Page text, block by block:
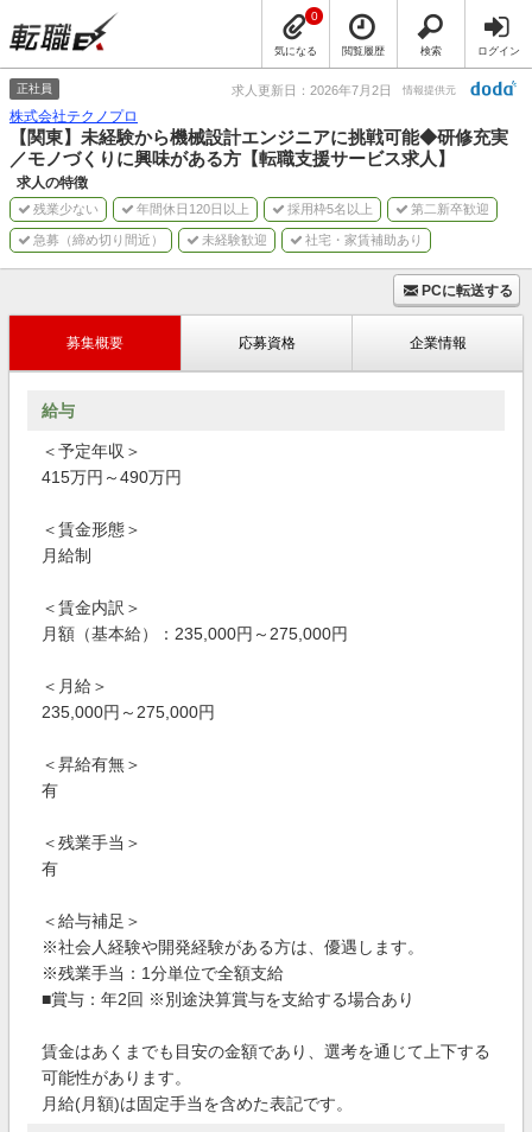
気になる
0
閲覧履歴 検索 ログイン
正社員 求人更新日：2026年7月2日 情報提供元
株式会社テクノプロ
【関東】未経験から機械設計エンジニアに挑戦可能◆研修充実
／モノづくりに興味がある方【転職支援サービス求人】
求人の特徴
残業少ない 年間休日120日以上 採用枠5名以上 第二新卒歓迎
急募（締め切り間近） 未経験歓迎 社宅・家賃補助あり
PCに転送する
募集概要 応募資格 企業情報
給与
＜予定年収＞
415万円～490万円
＜賃金形態＞
月給制
＜賃金内訳＞
月額（基本給）：235,000円～275,000円
＜月給＞
235,000円～275,000円
＜昇給有無＞
有
＜残業手当＞
有
＜給与補足＞
※社会人経験や開発経験がある方は、優遇します。
※残業手当：1分単位で全額支給
■賞与：年2回 ※別途決算賞与を支給する場合あり
賃金はあくまでも目安の金額であり、選考を通じて上下する
可能性があります。
月給(月額)は固定手当を含めた表記です。